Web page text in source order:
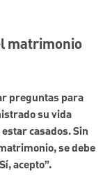
matrimonio
preguntas para
su vida
casados. Sin
se debe
acepto”.